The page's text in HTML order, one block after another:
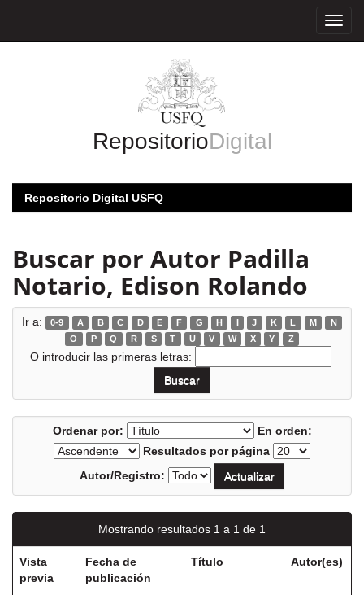
RepositorioDigital
Repositorio Digital USFQ
Buscar por Autor Padilla
Notario, Edison Rolando
Ir a: 0-9 A B C D E F G H I J K L M
N
O
P Q R S T U V W X Y Z
O introducir las primeras letras:
Ordenar por:
En orden:
Resultados por página
Autor/Registro:
Mostrando resultados 1 a 1 de 1
Vista
previa
Fecha de
publicación
Título Autor(es)